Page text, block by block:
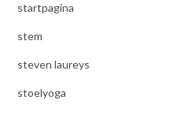
startpagina
stem
steven laureys
stoelyoga